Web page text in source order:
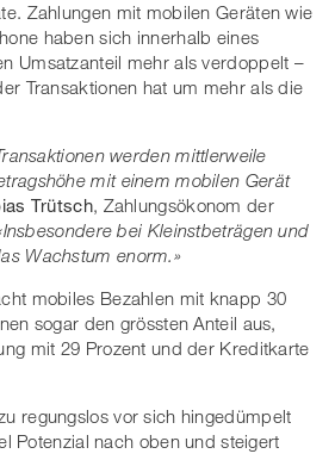
Zahlungen mit mobilen Geräten wie
haben sich innerhalb eines
Umsatzanteil mehr als verdoppelt –
Transaktionen hat um mehr als die
werden mittlerweile
mit einem mobilen Gerät
Trütsch, Zahlungsökonom der
bei Kleinstbeträgen und
Wachstum enorm.»
mobiles Bezahlen mit knapp 30
sogar den grössten Anteil aus,
mit 29 Prozent und der Kreditkarte
regungslos vor sich hingedümpelt
Potenzial nach oben und steigert